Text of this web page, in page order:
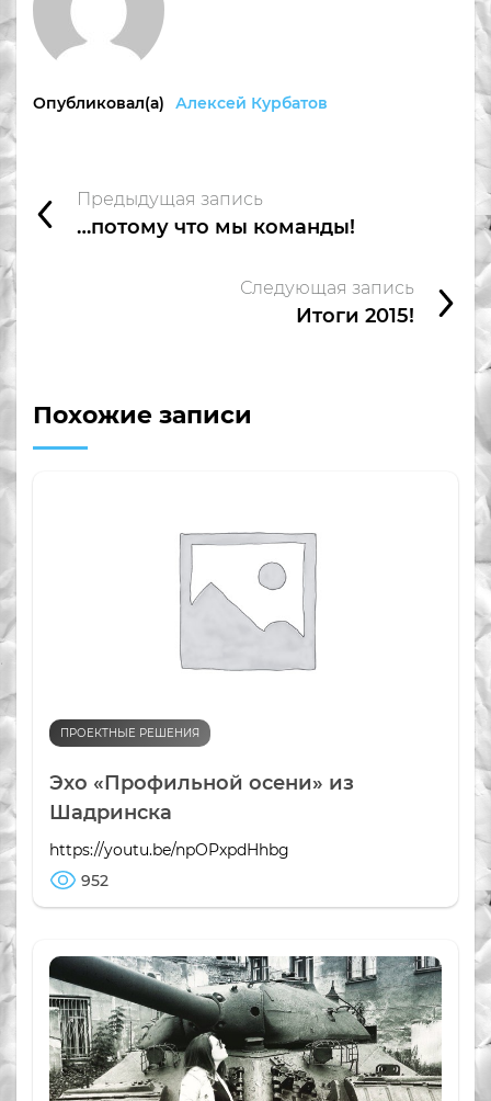
Опубликовал(а) Алексей Курбатов
Предыдущая запись
…потому что мы команды!
Следующая запись
Итоги 2015!
Похожие записи
ПРОЕКТНЫЕ РЕШЕНИЯ
Эхо «Профильной осени» из
Шадринска
https://youtu.be/npOPxpdHhbg
952